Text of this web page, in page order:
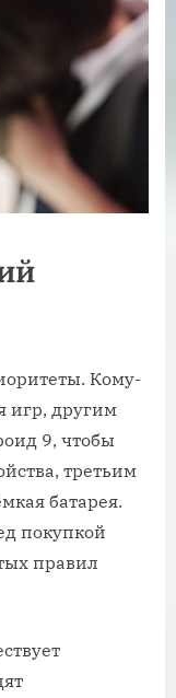
Кому-
игр, другим
9, чтобы
третьим
батарея.
покупкой
правил